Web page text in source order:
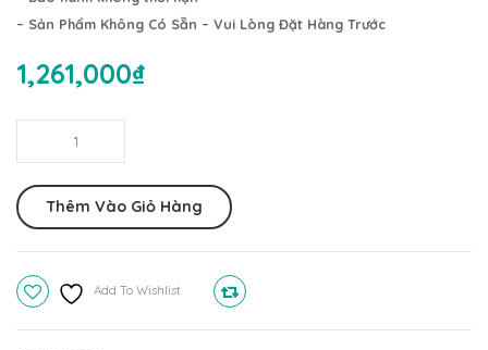
– Sản Phẩm Không Có Sẵn – Vui Lòng Đặt Hàng Trước
1,261,000₫
Để
Ly
Kem
M6605V
Thêm Vào Giỏ Hàng
Add To Wishlist